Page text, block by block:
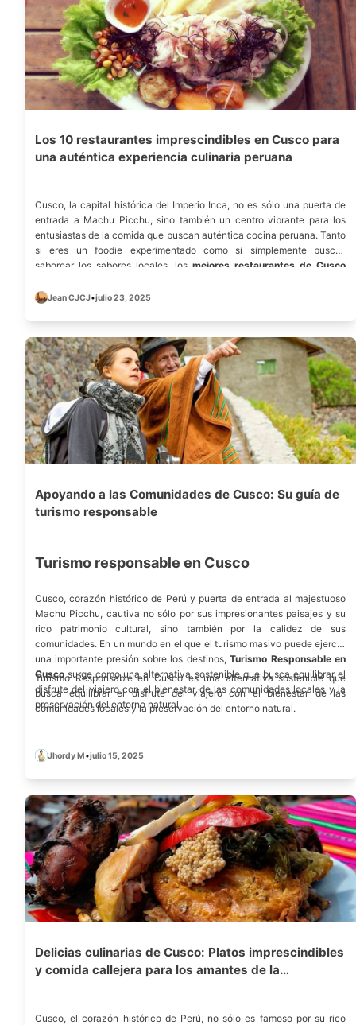
Los 10 restaurantes imprescindibles en Cusco para
una auténtica experiencia culinaria peruana
Cusco, la capital histórica del Imperio Inca, no es sólo una puerta de
entrada a Machu Picchu, sino también un centro vibrante para los
entusiastas de la comida que buscan auténtica cocina peruana. Tanto
si eres un foodie experimentado como si simplemente buscas
saborear los sabores locales, los mejores restaurantes de Cusco
clasificaciones oficiales y reseñas de confianza, hemos elaborado
Jean CJCJ•julio 23, 2025
Apoyando a las Comunidades de Cusco: Su guía de
turismo responsable
Turismo responsable en Cusco
Cusco, corazón histórico de Perú y puerta de entrada al majestuoso
Machu Picchu, cautiva no sólo por sus impresionantes paisajes y su
rico patrimonio cultural, sino también por la calidez de sus
comunidades. En un mundo en el que el turismo masivo puede ejercer
una importante presión sobre los destinos, Turismo Responsable en
Cuscosurge como una alternativa sostenible que busca equilibrar el
disfrute del viajero con el bienestar de las comunidades locales y la
preservación del entorno natural.
Turismo Responsable en Cusco es una alternativa sostenible que
busca equilibrar el disfrute del viajero con el bienestar de las
comunidades locales y la preservación del entorno natural.
Jhordy M•julio 15, 2025
Delicias culinarias de Cusco: Platos imprescindibles
y comida callejera para los amantes de la
Cusco, el corazón histórico de Perú, no sólo es famoso por su rico